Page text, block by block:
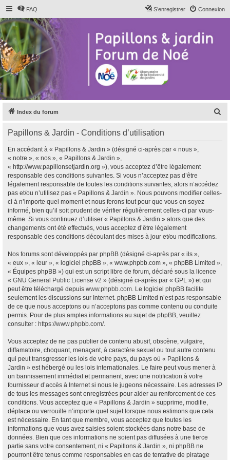
FAQ Connexion
S’enregistrer
Index du forum
Papillons & Jardin - Conditions d’utilisation
En accédant à « Papillons & Jardin » (désigné ci-après par « nous »,
« notre », « nos », « Papillons & Jardin »,
« http://www.papillonsetjardin.org »), vous acceptez d’être légalement
responsable des conditions suivantes. Si vous n’acceptez pas d’être
légalement responsable de toutes les conditions suivantes, alors n’accédez
pas et/ou n’utilisez pas « Papillons & Jardin ». Nous pouvons modifier celles-
ci à n’importe quel moment et nous ferons tout pour que vous en soyez
informé, bien qu’il soit prudent de vérifier régulièrement celles-ci par vous-
même. Si vous continuez d’utiliser « Papillons & Jardin » alors que des
changements ont été effectués, vous acceptez d’être légalement
responsable des conditions découlant des mises à jour et/ou modifications.
Nos forums sont développés par phpBB (désigné ci-après par « ils »,
« eux », « leur », « logiciel phpBB », « www.phpbb.com », « phpBB Limited »,
« Équipes phpBB ») qui est un script libre de forum, déclaré sous la licence
« GNU General Public License v2 » (désigné ci-après par « GPL ») et qui
peut être téléchargé depuis www.phpbb.com. Le logiciel phpBB facilite
seulement les discussions sur Internet. phpBB Limited n’est pas responsable
de ce que nous acceptons ou n’acceptons pas comme contenu ou conduite
permis. Pour de plus amples informations au sujet de phpBB, veuillez
consulter : https://www.phpbb.com/.
Vous acceptez de ne pas publier de contenu abusif, obscène, vulgaire,
diffamatoire, choquant, menaçant, à caractère sexuel ou tout autre contenu
qui peut transgresser les lois de votre pays, du pays où « Papillons &
Jardin » est hébergé ou les lois internationales. Le faire peut vous mener à
un bannissement immédiat et permanent, avec une notification à votre
fournisseur d’accès à Internet si nous le jugeons nécessaire. Les adresses IP
de tous les messages sont enregistrées pour aider au renforcement de ces
conditions. Vous acceptez que « Papillons & Jardin » supprime, modifie,
déplace ou verrouille n’importe quel sujet lorsque nous estimons que cela
est nécessaire. En tant que membre, vous acceptez que toutes les
informations que vous avez saisies soient stockées dans notre base de
données. Bien que ces informations ne soient pas diffusées à une tierce
partie sans votre consentement, ni « Papillons & Jardin », ni phpBB ne
pourront être tenus comme responsables en cas de tentative de piratage